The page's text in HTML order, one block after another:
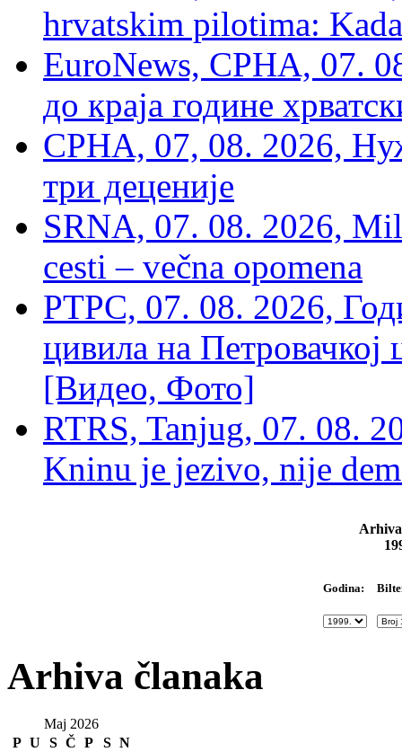
hrvatskim pilotima:
EuroNews, СРНА, 07.
до краја године
СРНА, 07, 08. 2026,
три деценије
SRNA, 07. 08. 2026,
cesti – večna opomena
РТРС, 07. 08. 2026,
цивила на Петровачкој
[Видео, Фото]
RTRS, Tanjug, 07. 08.
Kninu je jezivo, nije
Godina:
Arhiva članaka
Maj 2026
P U S Č P S N